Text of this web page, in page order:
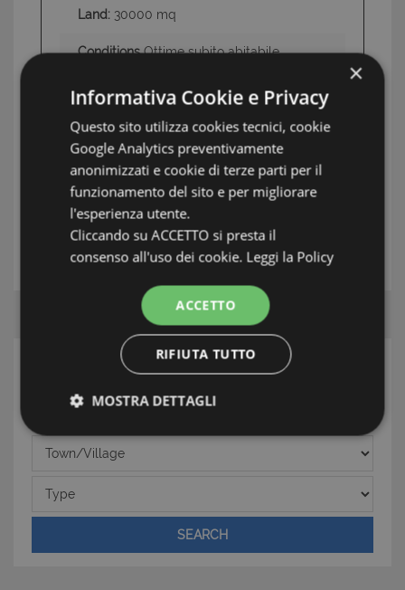
Land: 30000 mq
ConditionsOttime subito abitabile
INFORMATION: RIVIERA DI PONENTE
TAG: Luxury Homes & Villas, Alassio, Riviera di
THE ESTATE AGENT
Town/Village
Type
SEARCH
×
Informativa Cookie e Privacy
Questo sito utilizza cookies tecnici, cookie
Google Analytics preventivamente
anonimizzati e cookie di terze parti per il
funzionamento del sito e per migliorare
l'esperienza utente.
Cliccando su ACCETTO si presta il
consenso all'uso dei cookie. Leggi la Policy
ACCETTO
RIFIUTA TUTTO
MOSTRA DETTAGLI
Strettamente necessari e Statistiche